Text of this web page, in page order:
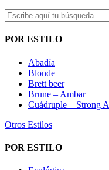
POR ESTILO
Abadía
Blonde
Brett beer
Brune – Ambar
Cuádruple – Strong
Otros Estilos
POR ESTILO